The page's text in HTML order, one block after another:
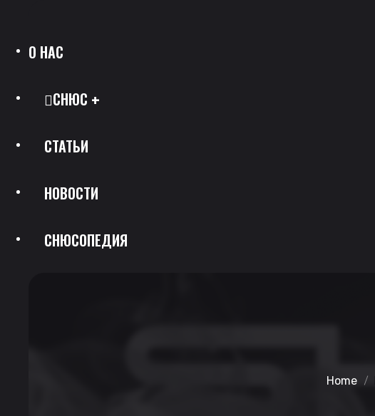
О НАС
СНЮС
СТАТЬИ
НОВОСТИ
СНЮСОПЕДИЯ
Home